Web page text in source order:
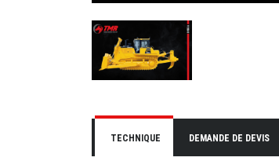
TECHNIQUE DEMANDE DE DEVIS